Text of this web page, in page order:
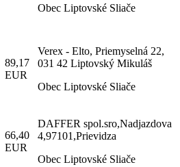
Obec Liptovské Sliače
89,17
EUR
Verex - Elto, Priemyselná 22,
031 42 Liptovský Mikuláš
Obec Liptovské Sliače
66,40
EUR
DAFFER spol.sro,Nadjazdova
4,97101,Prievidza
Obec Liptovské Sliače